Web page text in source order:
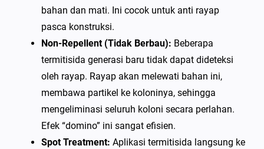
bahan dan mati. Ini cocok untuk anti rayap
pasca konstruksi.
Non-Repellent (Tidak Berbau): Beberapa
termitisida generasi baru tidak dapat dideteksi
oleh rayap. Rayap akan melewati bahan ini,
membawa partikel ke koloninya, sehingga
mengeliminasi seluruh koloni secara perlahan.
Efek “domino” ini sangat efisien.
Spot Treatment: Aplikasi termitisida langsung ke